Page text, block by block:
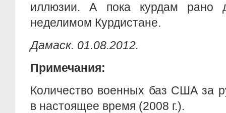
иллюзии. А пока курдам рано
неделимом Курдистане.
Дамаск. 01.08.2012.
Примечания:
Количество военных баз США за
в настоящее время (2008 г.).